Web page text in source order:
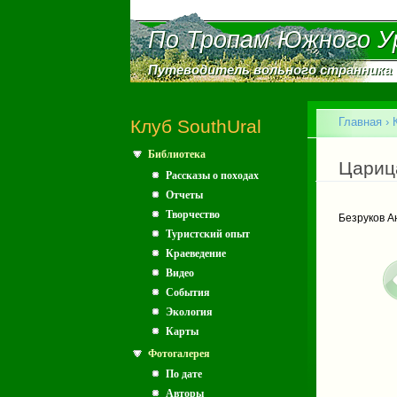
По Тропам Южного
По Тропам Южного
Путеводитель вольного странника
Путеводитель вольного странника
Клуб SouthUral
Библиотека
Рассказы о походах
Отчеты
Творчество
Туристский опыт
Краеведение
Видео
События
Экология
Карты
Фотогалерея
По дате
Авторы
Вы
Главная ›
Безруков